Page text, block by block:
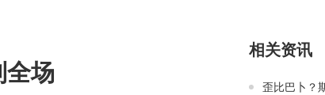
全场
相关资讯
歪比巴卜？